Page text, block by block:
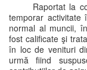
Raportat la
temporar
normal al muncii,
fost calificate şi
în loc de venituri
urmă fiind